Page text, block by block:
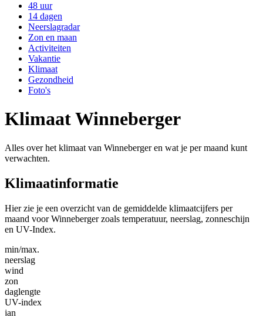
48 uur
14 dagen
Neerslagradar
Zon en maan
Activiteiten
Vakantie
Klimaat
Gezondheid
Foto's
Klimaat Winneberger
Alles over het klimaat van Winneberger en wat je per maand kunt
verwachten.
Klimaatinformatie
Hier zie je een overzicht van de gemiddelde klimaatcijfers per
maand voor Winneberger zoals temperatuur, neerslag, zonneschijn
en UV-Index.
min/max.
neerslag
wind
zon
daglengte
UV-index
jan